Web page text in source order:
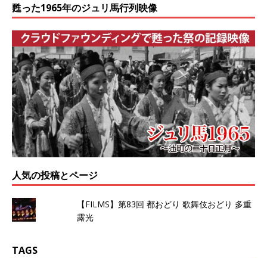
甦った1965年のジュリ馬行列映像
人気の投稿とページ
【FILMS】第83回 都おどり 歌舞伎おどり 多重
露光
TAGS